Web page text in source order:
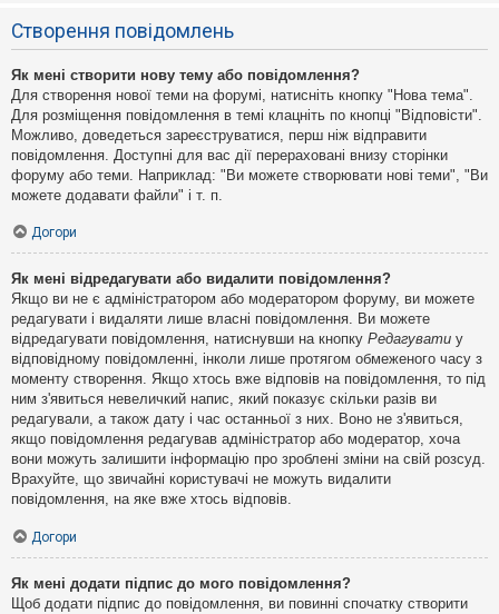
Створення повідомлень
Як мені створити нову тему або повідомлення?
Для створення нової теми на форумі, натисніть кнопку "Нова тема".
Для розміщення повідомлення в темі клацніть по кнопці "Відповісти".
Можливо, доведеться зареєструватися, перш ніж відправити
повідомлення. Доступні для вас дії перераховані внизу сторінки
форуму або теми. Наприклад: "Ви можете створювати нові теми", "Ви
можете додавати файли" і т. п.
Догори
Як мені відредагувати або видалити повідомлення?
Якщо ви не є адміністратором або модератором форуму, ви можете
редагувати і видаляти лише власні повідомлення. Ви можете
відредагувати повідомлення, натиснувши на кнопку Редагувати у
відповідному повідомленні, інколи лише протягом обмеженого часу з
моменту створення. Якщо хтось вже відповів на повідомлення, то під
ним з'явиться невеличкий напис, який показує скільки разів ви
редагували, а також дату і час останньої з них. Воно не з'явиться,
якщо повідомлення редагував адміністратор або модератор, хоча
вони можуть залишити інформацію про зроблені зміни на свій розсуд.
Врахуйте, що звичайні користувачі не можуть видалити
повідомлення, на яке вже хтось відповів.
Догори
Як мені додати підпис до мого повідомлення?
Щоб додати підпис до повідомлення, ви повинні спочатку створити